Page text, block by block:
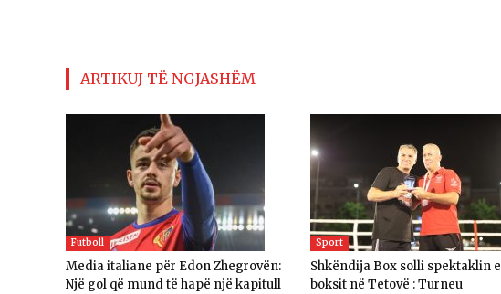
ARTIKUJ TË NGJASHËM
Futboll
Media italiane për Edon Zhegrovën:
Një gol që mund të hapë një kapitull
Sport
Shkëndija Box solli spektaklin e
boksit në Tetovë : Turneu